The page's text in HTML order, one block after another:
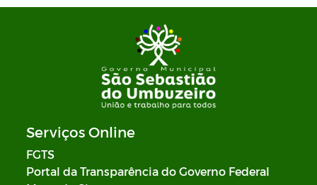
Serviços Online
FGTS
Portal da Transparência do Governo Federal